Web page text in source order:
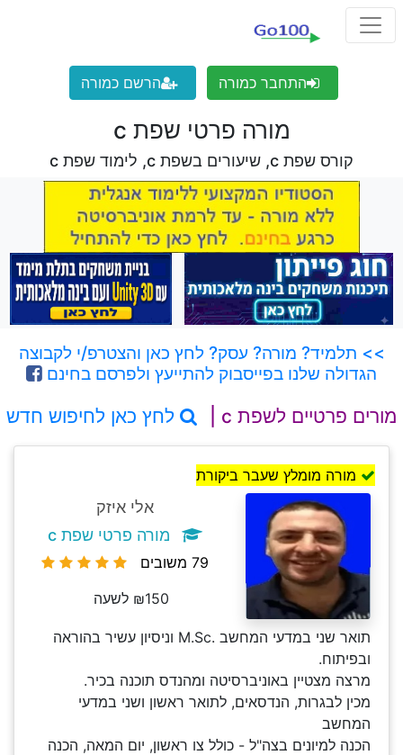
התחבר כמורה הרשם כמורה
מורה פרטי שפת c
קורס שפת c, שיעורים בשפת c, לימוד שפת c
>> תלמיד? מורה? עסק? לחץ כאן והצטרפ/י לקבוצה
הגדולה שלנו בפייסבוק להתייעץ ולפרסם בחינם
מורים פרטיים לשפת c | לחץ כאן לחיפוש חדש
מורה מומלץ שעבר ביקורת
אלי איזק
מורה פרטי שפת c
79 משובים
₪150 לשעה
תואר שני במדעי המחשב .M.Sc וניסיון עשיר בהוראה
ובפיתוח.
מרצה מצטיין באוניברסיטה ומהנדס תוכנה בכיר.
מכין לבגרות, הנדסאים, לתואר ראשון ושני במדעי
המחשב
הכנה למיונים בצה"ל - כולל צו ראשון, יום המאה, הכנה